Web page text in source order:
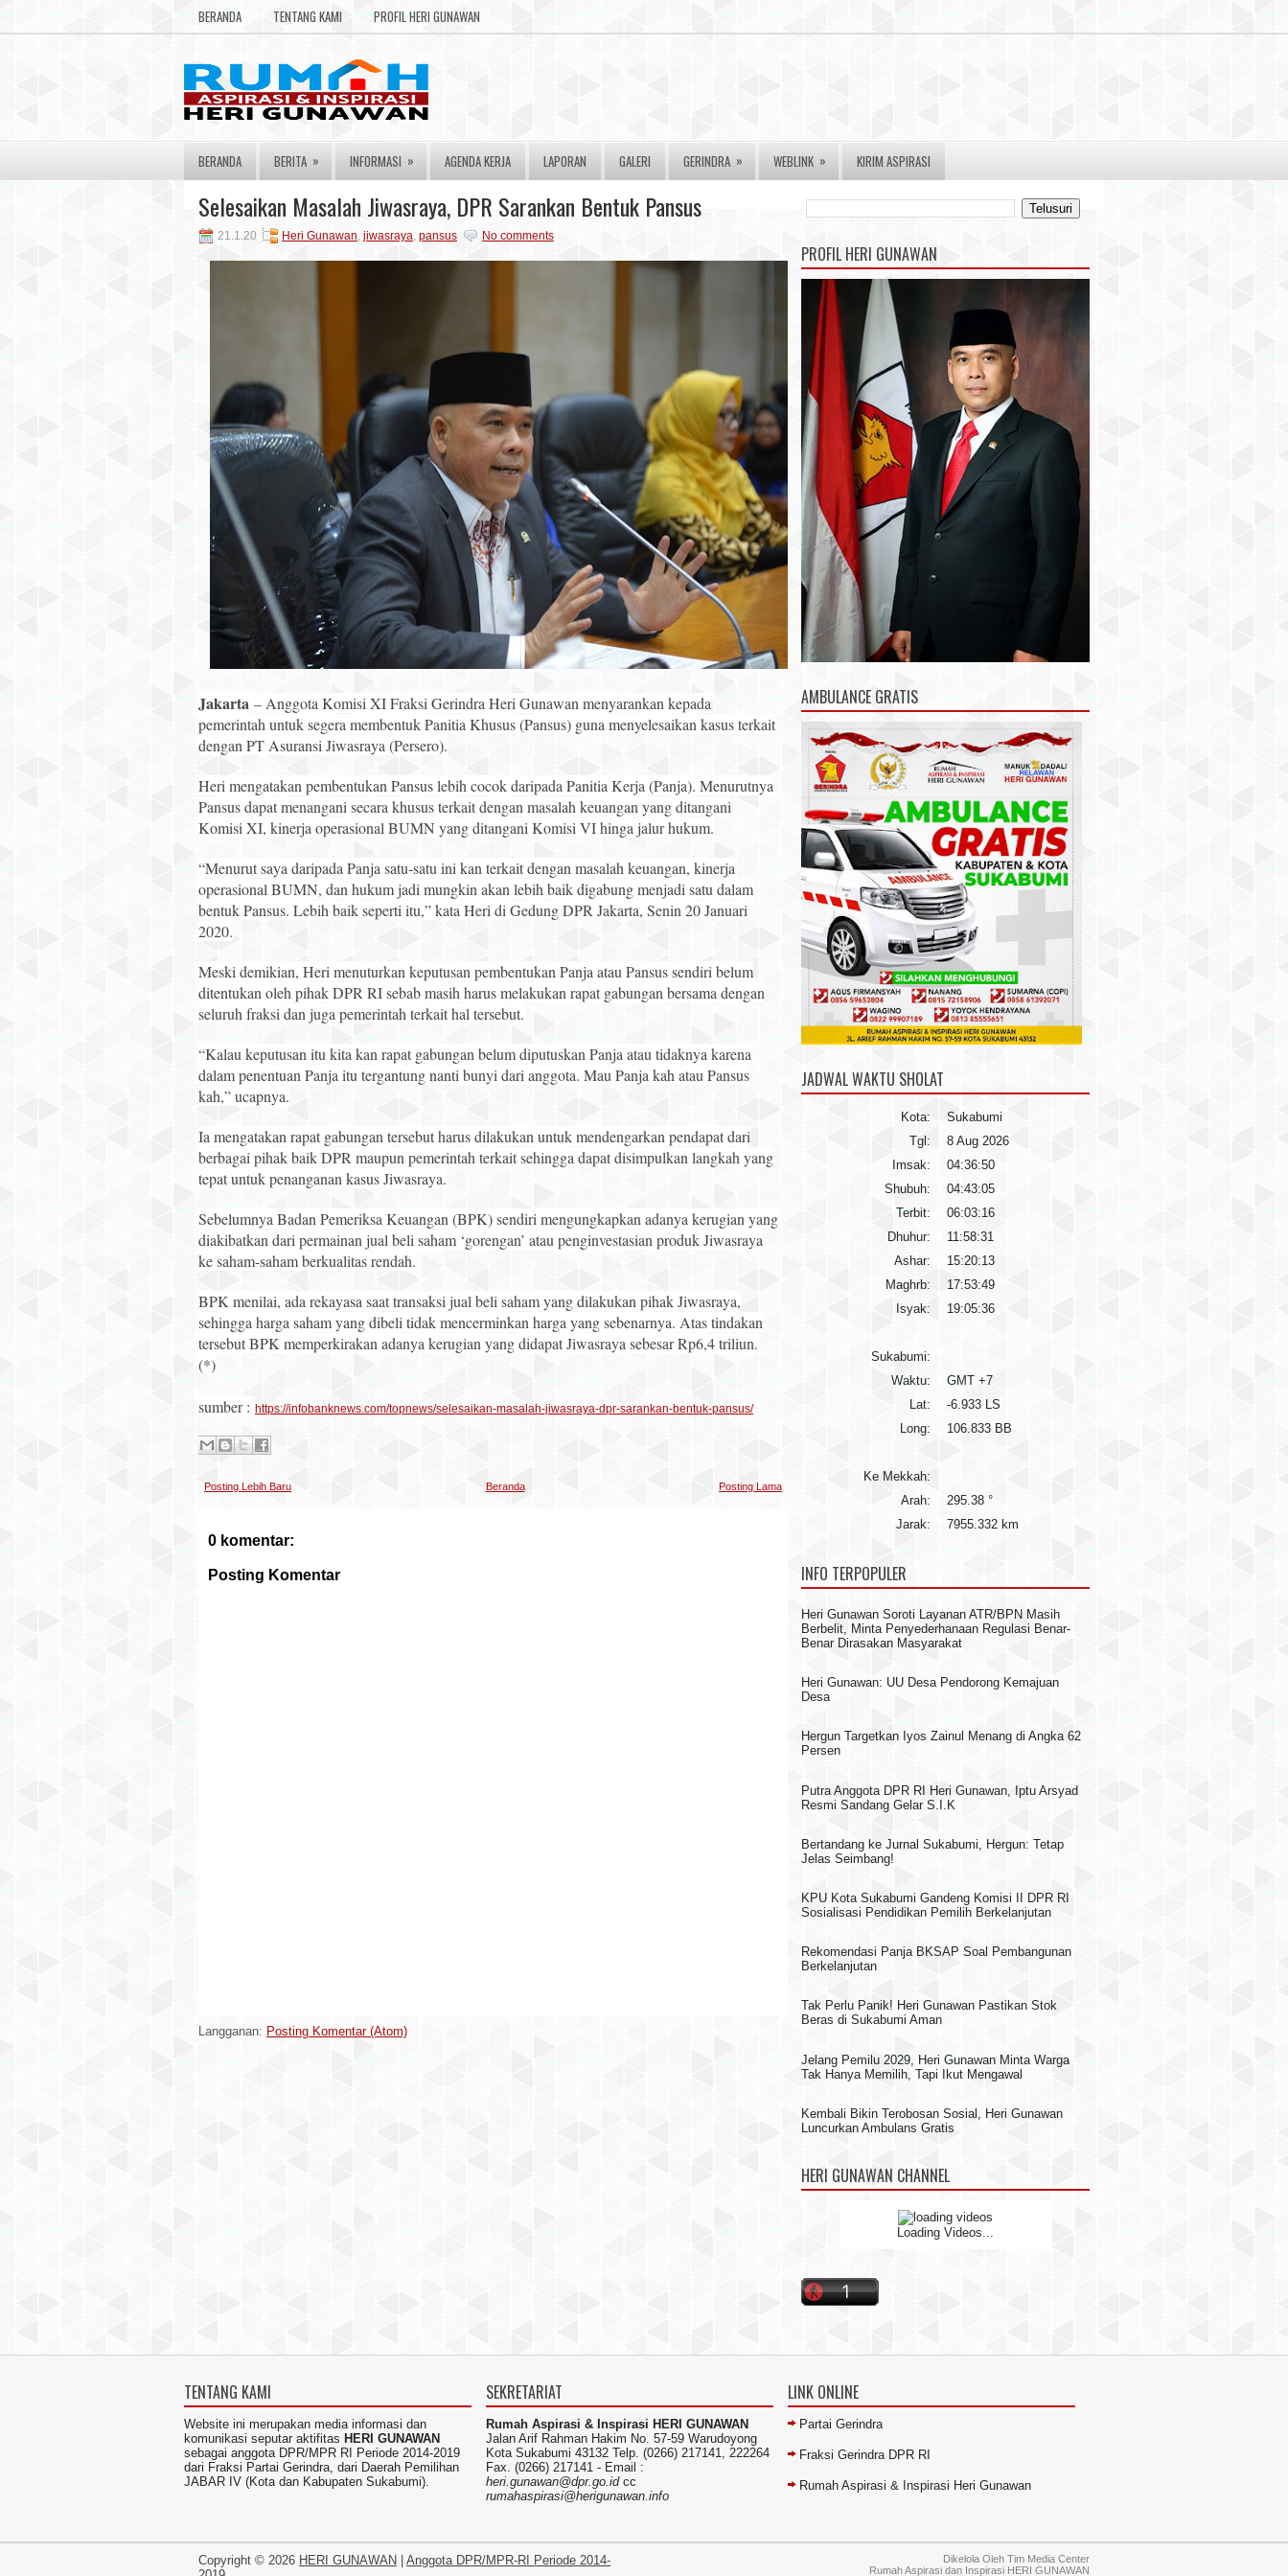
BERANDA TENTANG KAMI PROFIL HERI GUNAWAN
BERANDA BERITA » INFORMASI » AGENDA KERJA LAPORAN GALERI GERINDRA » WEBLINK » KIRIM ASPIRASI
Selesaikan Masalah Jiwasraya, DPR Sarankan Bentuk Pansus
21.1.20 Heri Gunawan, jiwasraya, pansus No comments
Jakarta – Anggota Komisi XI Fraksi Gerindra Heri Gunawan menyarankan kepada
pemerintah untuk segera membentuk Panitia Khusus (Pansus) guna menyelesaikan kasus terkait
dengan PT Asuransi Jiwasraya (Persero).
Heri mengatakan pembentukan Pansus lebih cocok daripada Panitia Kerja (Panja). Menurutnya
Pansus dapat menangani secara khusus terkait dengan masalah keuangan yang ditangani
Komisi XI, kinerja operasional BUMN yang ditangani Komisi VI hinga jalur hukum.
“Menurut saya daripada Panja satu-satu ini kan terkait dengan masalah keuangan, kinerja
operasional BUMN, dan hukum jadi mungkin akan lebih baik digabung menjadi satu dalam
bentuk Pansus. Lebih baik seperti itu,” kata Heri di Gedung DPR Jakarta, Senin 20 Januari
2020.
Meski demikian, Heri menuturkan keputusan pembentukan Panja atau Pansus sendiri belum
ditentukan oleh pihak DPR RI sebab masih harus melakukan rapat gabungan bersama dengan
seluruh fraksi dan juga pemerintah terkait hal tersebut.
“Kalau keputusan itu kita kan rapat gabungan belum diputuskan Panja atau tidaknya karena
dalam penentuan Panja itu tergantung nanti bunyi dari anggota. Mau Panja kah atau Pansus
kah,” ucapnya.
Ia mengatakan rapat gabungan tersebut harus dilakukan untuk mendengarkan pendapat dari
berbagai pihak baik DPR maupun pemerintah terkait sehingga dapat disimpulkan langkah yang
tepat untuk penanganan kasus Jiwasraya.
Sebelumnya Badan Pemeriksa Keuangan (BPK) sendiri mengungkapkan adanya kerugian yang
diakibatkan dari permainan jual beli saham ‘gorengan’ atau penginvestasian produk Jiwasraya
ke saham-saham berkualitas rendah.
BPK menilai, ada rekayasa saat transaksi jual beli saham yang dilakukan pihak Jiwasraya,
sehingga harga saham yang dibeli tidak mencerminkan harga yang sebenarnya. Atas tindakan
tersebut BPK memperkirakan adanya kerugian yang didapat Jiwasraya sebesar Rp6,4 triliun.
(*)
sumber : https://infobanknews.com/topnews/selesaikan-masalah-jiwasraya-dpr-sarankan-bentuk-pansus/
Posting Lebih Baru Posting Lama
Beranda
0 komentar:
Posting Komentar
Langganan: Posting Komentar (Atom)
PROFIL HERI GUNAWAN
AMBULANCE GRATIS
JADWAL WAKTU SHOLAT
Kota:
Sukabumi
Tgl:
8 Aug 2026
Imsak:
04:36:50
Shubuh:
04:43:05
Terbit:
06:03:16
Dhuhur:
11:58:31
Ashar:
15:20:13
Maghrb:
17:53:49
Isyak:
19:05:36
Sukabumi:
Waktu:
GMT +7
Lat:
-6.933 LS
Long:
106.833 BB
Ke Mekkah:
Arah:
295.38 °
Jarak:
7955.332 km
INFO TERPOPULER
Heri Gunawan Soroti Layanan ATR/BPN Masih
Berbelit, Minta Penyederhanaan Regulasi Benar-
Benar Dirasakan Masyarakat
Heri Gunawan: UU Desa Pendorong Kemajuan
Desa
Hergun Targetkan Iyos Zainul Menang di Angka 62
Persen
Putra Anggota DPR RI Heri Gunawan, Iptu Arsyad
Resmi Sandang Gelar S.I.K
Bertandang ke Jurnal Sukabumi, Hergun: Tetap
Jelas Seimbang!
KPU Kota Sukabumi Gandeng Komisi II DPR RI
Sosialisasi Pendidikan Pemilih Berkelanjutan
Rekomendasi Panja BKSAP Soal Pembangunan
Berkelanjutan
Tak Perlu Panik! Heri Gunawan Pastikan Stok
Beras di Sukabumi Aman
Jelang Pemilu 2029, Heri Gunawan Minta Warga
Tak Hanya Memilih, Tapi Ikut Mengawal
Kembali Bikin Terobosan Sosial, Heri Gunawan
Luncurkan Ambulans Gratis
HERI GUNAWAN CHANNEL
Loading Videos...
TENTANG KAMI
Website ini merupakan media informasi dan
komunikasi seputar aktifitas HERI GUNAWAN
sebagai anggota DPR/MPR RI Periode 2014-2019
dari Fraksi Partai Gerindra, dari Daerah Pemilihan
JABAR IV (Kota dan Kabupaten Sukabumi).
SEKRETARIAT
Rumah Aspirasi & Inspirasi HERI GUNAWAN
Jalan Arif Rahman Hakim No. 57-59 Warudoyong
Kota Sukabumi 43132 Telp. (0266) 217141, 222264
Fax. (0266) 217141 - Email :
heri.gunawan@dpr.go.idcc
rumahaspirasi@herigunawan.info
LINK ONLINE
Partai Gerindra
Fraksi Gerindra DPR RI
Rumah Aspirasi & Inspirasi Heri Gunawan
Copyright © 2026 HERI GUNAWAN
Anggota DPR/MPR-RI Periode 2014-
Dikelola Oleh Tim Media Center
Rumah Aspirasi dan Inspirasi HERI GUNAWAN